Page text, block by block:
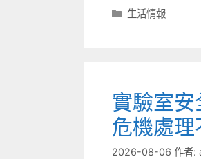
分
生活情報
實驗室
危機處
2026-08-06 作者: